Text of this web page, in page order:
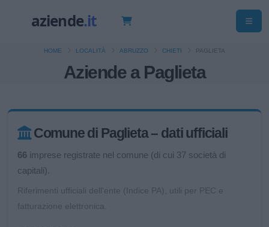
Aziende a Paglieta
HOME LOCALITÀ ABRUZZO CHIETI PAGLIETA
Comune di Paglieta – dati ufficiali
66 imprese registrate nel comune (di cui 37 società di
capitali).
Riferimenti ufficiali dell'ente (Indice PA), utili per PEC e
fatturazione elettronica.